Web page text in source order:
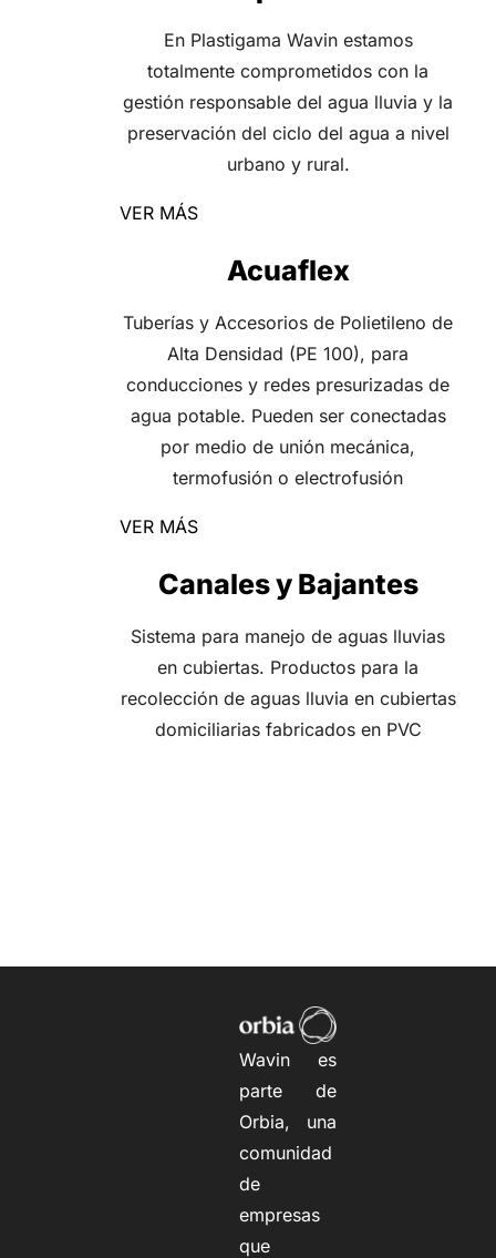
En Plastigama Wavin estamos
totalmente comprometidos con la
gestión responsable del agua lluvia y la
preservación del ciclo del agua a nivel
urbano y rural.
VER MÁS
Acuaflex
Tuberías y Accesorios de Polietileno de
Alta Densidad (PE 100), para
conducciones y redes presurizadas de
agua potable. Pueden ser conectadas
por medio de unión mecánica,
termofusión o electrofusión
VER MÁS
Canales y Bajantes
Sistema para manejo de aguas lluvias
en cubiertas. Productos para la
recolección de aguas lluvia en cubiertas
domiciliarias fabricados en PVC
Wavin es
parte de
Orbia, una
comunidad
de
empresas
que